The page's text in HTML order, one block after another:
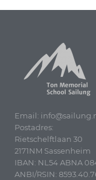
Email:
Postadres:
Rietschelftlaan 30
2171NM Sassenheim
IBAN: NL54 ABNA
ANBI/RSIN: